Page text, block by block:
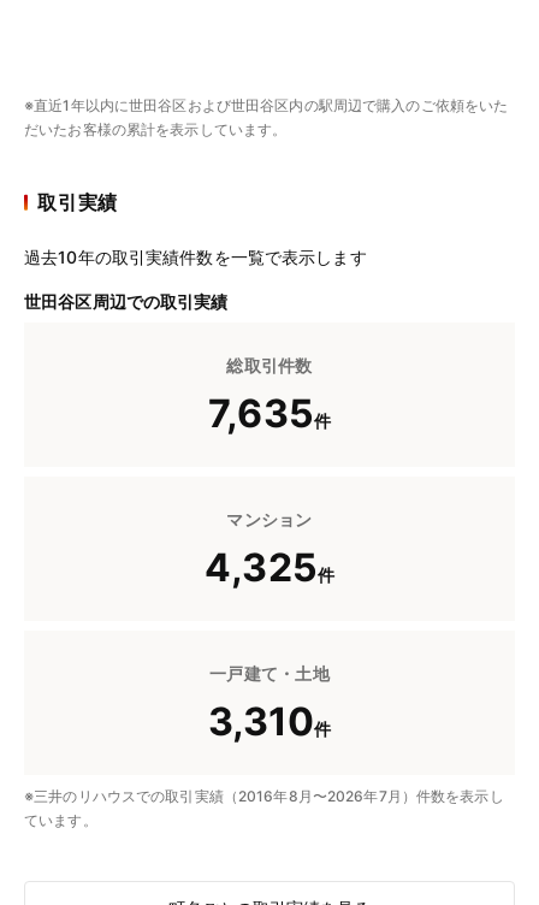
※直近1年以内に世田谷区および世田谷区内の駅周辺で購入のご依頼をいた
だいたお客様の累計を表示しています。
取引実績
過去10年の取引実績件数を一覧で表示します
世田谷区周辺での取引実績
総取引件数
7,635件
マンション
4,325件
一戸建て・土地
3,310件
※三井のリハウスでの取引実績（2016年8月〜2026年7月）件数を表示し
ています。